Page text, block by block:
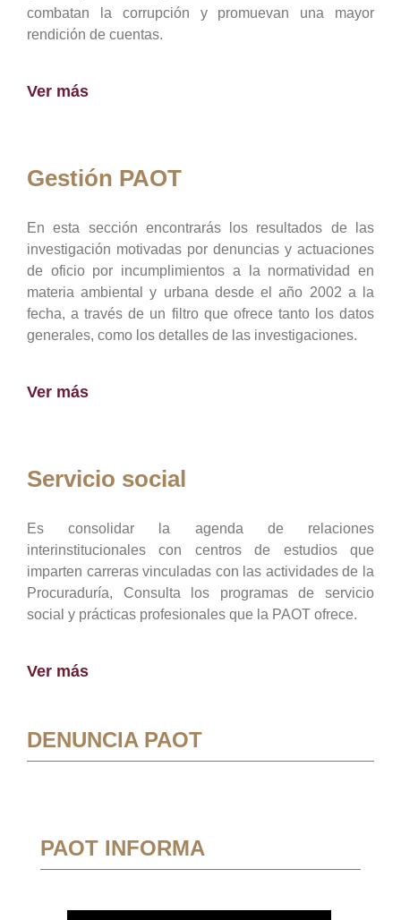
combatan la corrupción y promuevan una mayor
rendición de cuentas.
Ver más
Gestión PAOT
En esta sección encontrarás los resultados de las
investigación motivadas por denuncias y actuaciones
de oficio por incumplimientos a la normatividad en
materia ambiental y urbana desde el año 2002 a la
fecha, a través de un filtro que ofrece tanto los datos
generales, como los detalles de las investigaciones.
Ver más
Servicio social
Es consolidar la agenda de relaciones
interinstitucionales con centros de estudios que
imparten carreras vinculadas con las actividades de la
Procuraduría, Consulta los programas de servicio
social y prácticas profesionales que la PAOT ofrece.
Ver más
DENUNCIA PAOT
PAOT INFORMA